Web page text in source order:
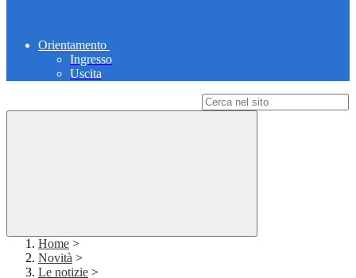
Orientamento
Ingresso
Uscita
Home >
Novità >
Le notizie >